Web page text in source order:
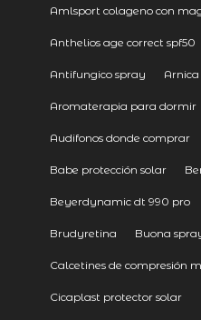
Amlsport colageno con
Anthelios age correct spf50
Antifungico spray Arnica
Aromaterapia para dormir
Audifonos donde comprar
Babe protección solar
Beyerdynamic dt 990 pro
Brudyretina Buona
Calcetines de compresión
Cicaplast protector solar